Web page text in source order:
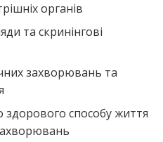
органів
та скринінгові
захворювань та
здорового способу життя